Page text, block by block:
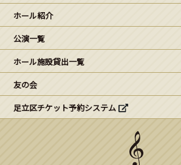
こどもみーてぃんぐ
Gがくえん
ブランドからのお知らせ
ホール紹介
公演一覧
ホール施設貸出一覧
友の会
足立区チケット予約システム